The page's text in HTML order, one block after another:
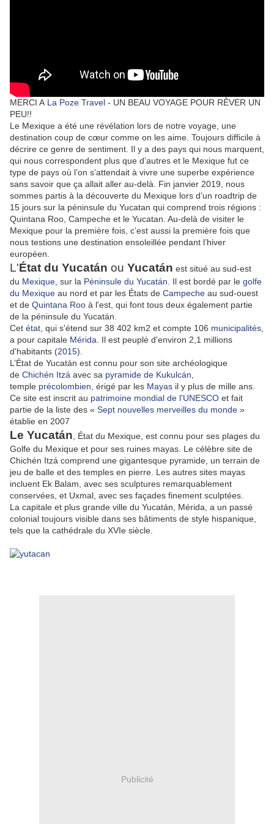
MERCI A La Poze Travel - UN BEAU VOYAGE POUR RÊVER UN
PEU!!
Le Mexique a été une révélation lors de notre voyage, une
destination coup de cœur comme on les aime. Toujours difficile à
décrire ce genre de sentiment. Il y a des pays qui nous marquent,
qui nous correspondent plus que d’autres et le Mexique fut ce
type de pays où l’on s’attendait à vivre une superbe expérience
sans savoir que ça allait aller au-delà. Fin janvier 2019, nous
sommes partis à la découverte du Mexique lors d’un roadtrip de
15 jours sur la péninsule du Yucatan qui comprend trois régions :
Quintana Roo, Campeche et le Yucatan. Au-delà de visiter le
Mexique pour la première fois, c’est aussi la première fois que
nous testions une destination ensoleillée pendant l’hiver
européen.
L'État du Yucatán ou Yucatán est situé au sud-est
du Mexique , sur la Péninsule du Yucatán . Il est bordé par le golfe
du Mexique au nord et par les États de Campeche au sud-ouest
et de Quintana Roo à l'est, qui font tous deux également partie
de la péninsule du Yucatán.
Cet état , qui s'étend sur 38 402 km2 et compte 106 municipalités
a pour capitale Mérida . Il est peuplé d'environ 2,1 millions
d'habitants (2015).
L’État de Yucatán est connu pour son site archéologique
de Chichén Itzá avec sa pyramide de Kukulcán
temple précolombien , érigé par les Mayas il y plus de mille ans.
Ce site est inscrit au patrimoine mondial de l'UNESCO et fait
partie de la liste des « Sept nouvelles merveilles du monde »
établie en 2007
Le Yucatán , État du Mexique, est connu pour ses plages du
Golfe du Mexique et pour ses ruines mayas. Le célèbre site de
Chichén Itzá comprend une gigantesque pyramide, un terrain de
jeu de balle et des temples en pierre. Les autres sites mayas
incluent Ek Balam, avec ses sculptures remarquablement
conservées, et Uxmal, avec ses façades finement sculptées.
La capitale et plus grande ville du Yucatán, Mérida, a un passé
colonial toujours visible dans ses bâtiments de style hispanique,
tels que la cathédrale du XVIe siècle.
Publicité